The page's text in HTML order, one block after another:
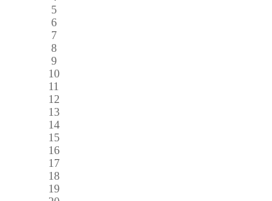
5
6
7
8
9
10
11
12
13
14
15
16
17
18
19